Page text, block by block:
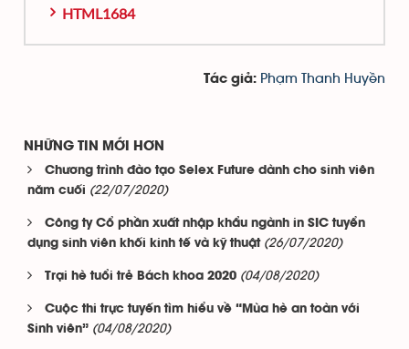
HTML1684
Tác giả: Phạm Thanh Huyền
NHỮNG TIN MỚI HƠN
Chương trình đào tạo Selex Future dành cho sinh viên
năm cuối (22/07/2020)
Công ty Cổ phần xuất nhập khẩu ngành in SIC tuyển
dụng sinh viên khối kinh tế và kỹ thuật (26/07/2020)
Trại hè tuổi trẻ Bách khoa 2020 (04/08/2020)
Cuộc thi trực tuyến tìm hiểu về “Mùa hè an toàn với
Sinh viên” (04/08/2020)